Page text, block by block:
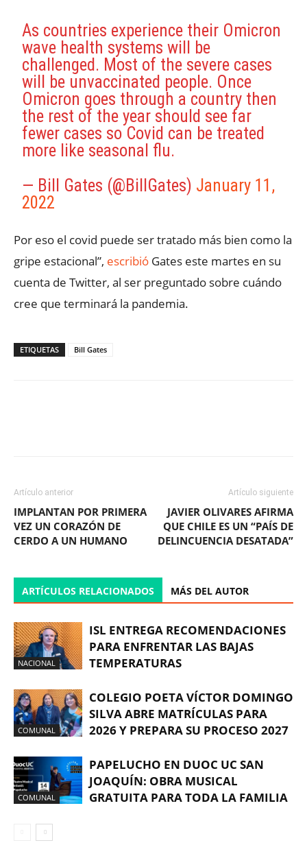
As countries experience their Omicron
wave health systems will be
challenged. Most of the severe cases
will be unvaccinated people. Once
Omicron goes through a country then
the rest of the year should see far
fewer cases so Covid can be treated
more like seasonal flu.
— Bill Gates (@BillGates) January 11,
2022
Por eso el covid puede ser tratado más bien como la
gripe estacional”, escribió Gates este martes en su
cuenta de Twitter, al ser preguntado sobre cuándo
cree que terminará la pandemia.
ETIQUETAS Bill Gates
Artículo anterior
IMPLANTAN POR PRIMERA
VEZ UN CORAZÓN DE
CERDO A UN HUMANO
Artículo siguiente
JAVIER OLIVARES AFIRMA
QUE CHILE ES UN “PAÍS DE
DELINCUENCIA DESATADA”
ARTÍCULOS RELACIONADOS MÁS DEL AUTOR
NACIONAL
ISL ENTREGA RECOMENDACIONES
PARA ENFRENTAR LAS BAJAS
TEMPERATURAS
COMUNAL
COLEGIO POETA VÍCTOR DOMINGO
SILVA ABRE MATRÍCULAS PARA
2026 Y PREPARA SU PROCESO 2027
COMUNAL
PAPELUCHO EN DUOC UC SAN
JOAQUÍN: OBRA MUSICAL
GRATUITA PARA TODA LA FAMILIA